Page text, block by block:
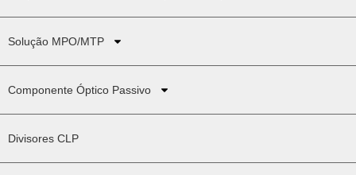
Solução MPO/MTP
Componente Óptico Passivo
Divisores CLP